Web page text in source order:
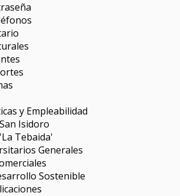
y Empleabilidad
Isidoro
Tebaida'
Generales
Sostenible